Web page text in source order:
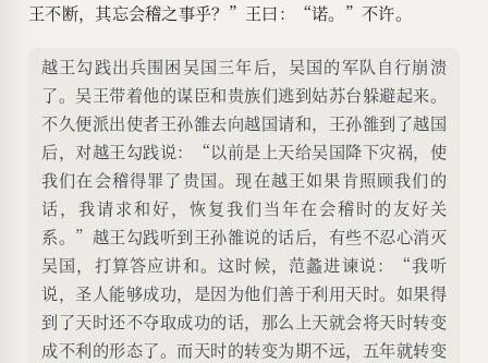
王不断，其忘会稽之事乎？”王曰：“诺。”不许。
越王勾践出兵围困吴国三年后，吴国的军队自行崩溃
了。吴王带着他的谋臣和贵族们逃到姑苏台躲避起来。
不久便派出使者王孙雒去向越国请和，王孙雒到了越国
后，对越王勾践说：“以前是上天给吴国降下灾祸，使
我们在会稽得罪了贵国。现在越王如果肯照顾我们的
话，我请求和好，恢复我们当年在会稽时的友好关
系。”越王勾践听到王孙雒说的话后，有些不忍心消灭
吴国，打算答应讲和。这时候，范蠡进谏说：“我听
说，圣人能够成功，是因为他们善于利用天时。如果得
到了天时还不夺取成功的话，那么上天就会将天时转变
成不利的形态了。而天时的转变为期不远，五年就转变